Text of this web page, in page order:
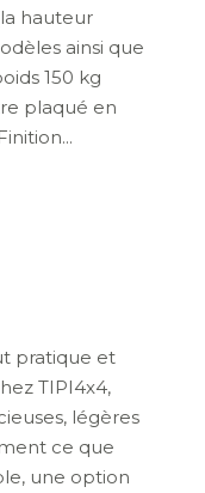
hauteur
ainsi que
150 kg
plaqué en
pratique et
TIPI4x4,
légères
ce que
une option